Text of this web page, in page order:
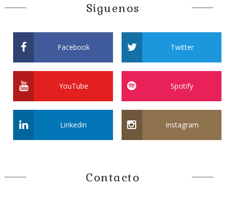
Síguenos
Facebook Twitter
YouTube Spotify
Linkedin Instagram
Contacto